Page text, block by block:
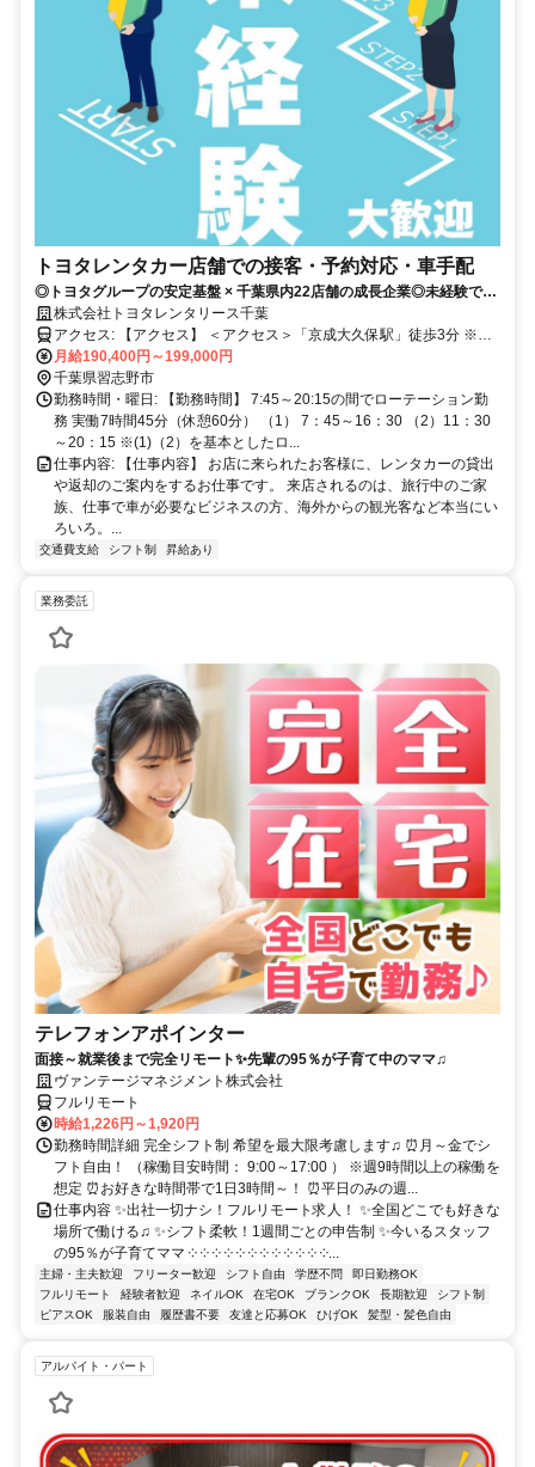
トヨタレンタカー店舗での接客・予約対応・車手配
◎トヨタグループの安定基盤 × 千葉県内22店舗の成長企業◎未経験でも
安心の研修制度（トヨタの階層別研修・OJT・専門研修）◎接客・事
務・車の手配など、幅広くスキルが身につく総合職的ポジション◎2?3
日に1回休める働きやすいシフト／年間休日120日
株式会社トヨタレンタリース千葉
アクセス: 【アクセス】 ＜アクセス＞「京成大久保駅」徒歩3分 ※車
通勤OK
月給190,400円～199,000円
千葉県習志野市
勤務時間・曜日: 【勤務時間】 7:45～20:15の間でローテーション勤
務 実働7時間45分（休憩60分） （1） 7：45～16：30 （2）11：30
～20：15 ※(1)（2）を基本としたロ...
仕事内容: 【仕事内容】 お店に来られたお客様に、レンタカーの貸出
や返却のご案内をするお仕事です。 来店されるのは、旅行中のご家
族、仕事で車が必要なビジネスの方、海外からの観光客など本当にい
ろいろ。...
交通費支給 シフト制 昇給あり
業務委託
テレフォンアポインター
面接～就業後まで完全リモート✨先輩の95％が子育て中のママ♫
ヴァンテージマネジメント株式会社
フルリモート
時給1,226円～1,920円
勤務時間詳細 完全シフト制 希望を最大限考慮します♫ ⏰月～金でシ
フト自由！ （稼働目安時間： 9:00～17:00 ） ※週9時間以上の稼働を
想定 ⏰お好きな時間帯で1日3時間～！ ⏰平日のみの週...
仕事内容 ✨出社一切ナシ！フルリモート求人！ ✨全国どこでも好きな
場所で働ける♫ ✨シフト柔軟！1週間ごとの申告制 ✨今いるスタッフ
の95％が子育てママ ༶ ༶ ༶ ༶ ༶ ༶ ༶ ༶ ༶ ༶ ༶ ༶...
主婦・主夫歓迎 フリーター歓迎 シフト自由 学歴不問
即日勤務OK
フルリモート
経験者歓迎 ネイルOK 在宅OK ブランクOK 長期歓迎
シフト制
ピアスOK
服装自由 履歴書不要 友達と応募OK ひげOK 髪型・髪色自由
アルバイト・パート